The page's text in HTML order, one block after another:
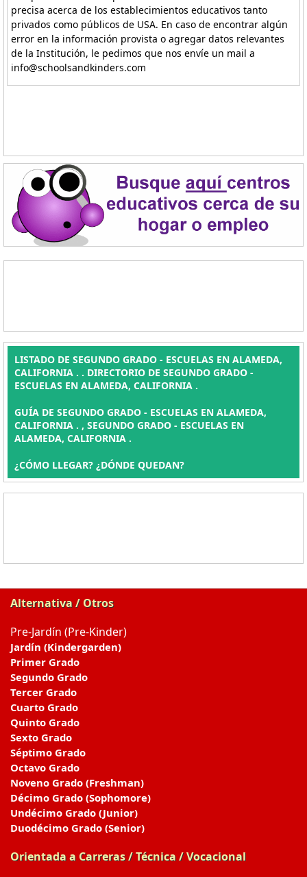
precisa acerca de los establecimientos educativos tanto
privados como públicos de USA. En caso de encontrar algún
error en la información provista o agregar datos relevantes
de la Institución, le pedimos que nos envíe un mail a
info@schoolsandkinders.com
LISTADO DE SEGUNDO GRADO - ESCUELAS EN ALAMEDA,
CALIFORNIA . . DIRECTORIO DE SEGUNDO GRADO -
ESCUELAS EN ALAMEDA, CALIFORNIA .
GUÍA DE SEGUNDO GRADO - ESCUELAS EN ALAMEDA,
CALIFORNIA . , SEGUNDO GRADO - ESCUELAS EN
ALAMEDA, CALIFORNIA .
¿CÓMO LLEGAR? ¿DÓNDE QUEDAN?
Alternativa / Otros
Pre-Jardín (Pre-Kinder)
Jardín (Kindergarden)
Primer Grado
Segundo Grado
Tercer Grado
Cuarto Grado
Quinto Grado
Sexto Grado
Séptimo Grado
Octavo Grado
Noveno Grado (Freshman)
Décimo Grado (Sophomore)
Undécimo Grado (Junior)
Duodécimo Grado (Senior)
Orientada a Carreras / Técnica / Vocacional